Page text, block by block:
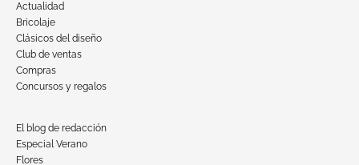
Actualidad
Bricolaje
Clásicos del diseño
Club de ventas
Compras
Concursos y regalos
El blog de redacción
Especial Verano
Flores